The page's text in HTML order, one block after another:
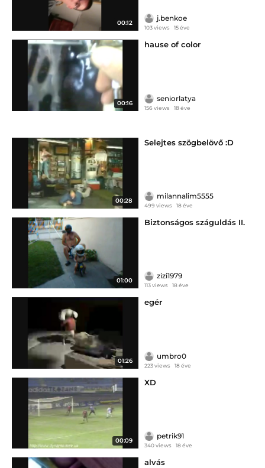
00:12
j.benkoe
103 views 15 éve
00:16
hause of color
seniorlatya
156 views 18 éve
00:28
Selejtes szögbelövő :D
milannalim5555
499 views 18 éve
01:00
Biztonságos száguldás II.
zizi1979
113 views 18 éve
01:26
egér
umbro0
223 views 18 éve
00:09
XD
petrik91
340 views 18 éve
alvás